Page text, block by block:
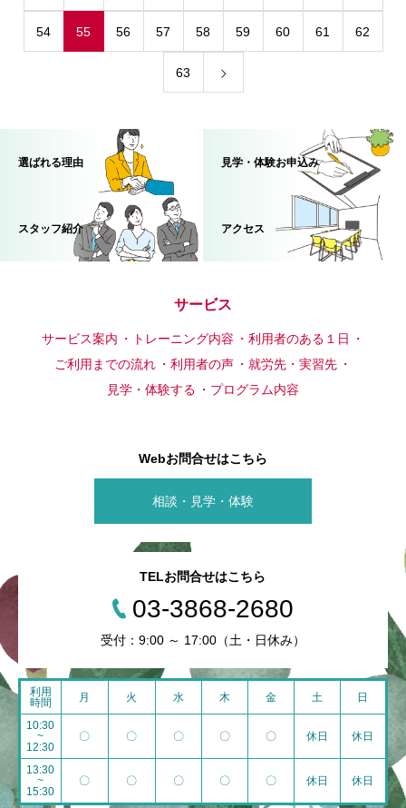
54 55 56 57 58 59 60 61 62
63
選ばれる理由 見学・体験お申込み
スタッフ紹介 アクセス
サービス
サービス案内 トレーニング内容
利用者のある１日
ご利用までの流れ
利用者の声
就労先・実習先
見学・体験する
プログラム内容
Webお問合せはこちら
相談・見学・体験
TELお問合せはこちら
03-3868-2680
受付：9:00 ～ 17:00（土・日休み）
利用
時間
月 火 水 木 金 土 日
10:30
~
12:30
〇 〇 〇 〇 〇 休日 休日
13:30
~
15:30
〇 〇 〇 〇 〇 休日 休日